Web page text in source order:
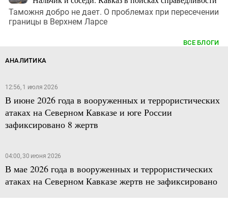
Таможня добро не дает. О проблемах при пересечении
границы в Верхнем Ларсе
ВСЕ БЛОГИ
АНАЛИТИКА
12:56, 1 июля 2026
В июне 2026 года в вооруженных и террористических
атаках на Северном Кавказе и юге России
зафиксировано 8 жертв
04:00, 30 июня 2026
В мае 2026 года в вооруженных и террористических
атаках на Северном Кавказе жертв не зафиксировано